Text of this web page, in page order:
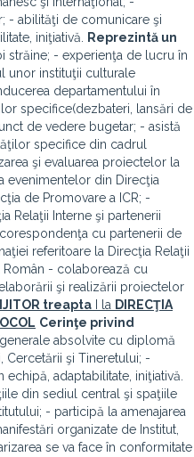
- abilităţi de comunicare şi
iniţiativă.
Reprezintă un
străine; - experienţa de lucru în
unor instituţii culturale
departamentului în
specifice(dezbateri, lansări de
de vedere bugetar; - asistă
specifice din cadrul
şi evaluarea proiectelor la
evenimentelor din Direcţia
de Promovare a ICR; -
Relaţii Interne şi partenerii
cu partenerii de
referitoare la Direcţia Relaţii
Român - colaborează cu
şi realizării proiectelor
treapta I la DIRECŢIA
Cerinţe privind
absolvite cu diplomă
Cercetării şi Tineretului; -
adaptabilitate, iniţiativă.
din sediul central şi spaţiile
- participă la amenajarea
organizate de Institut,
se va face în conformitate